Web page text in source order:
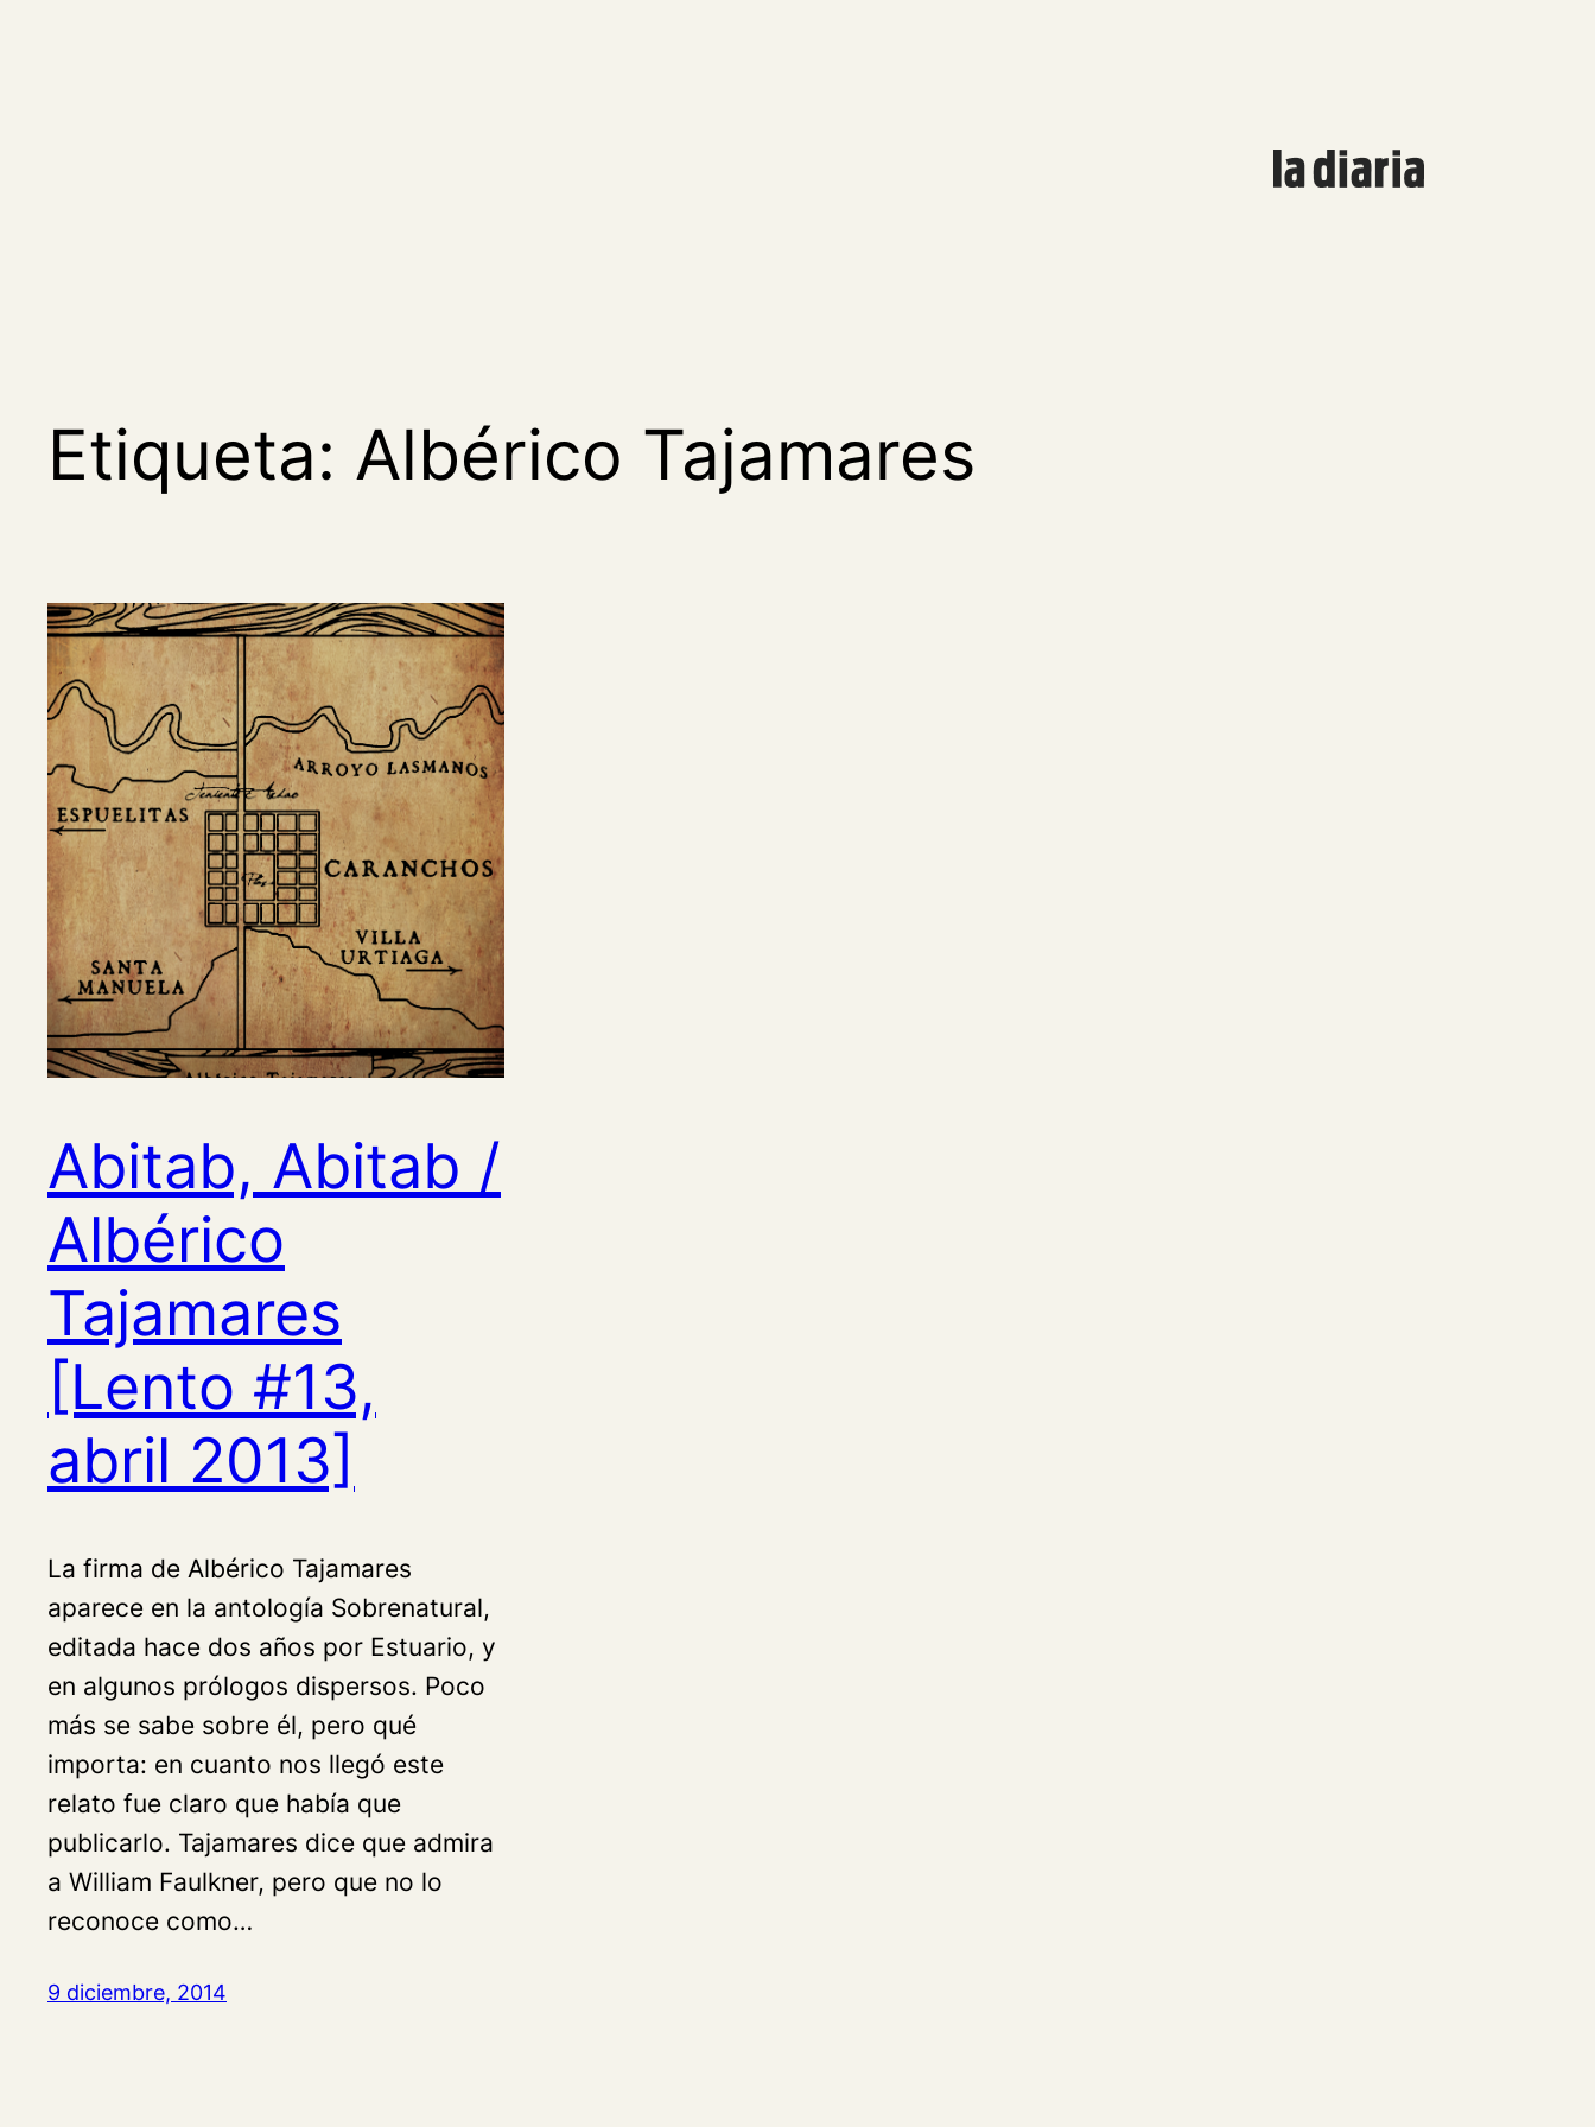
Etiqueta: Albérico Tajamares
Abitab, Abitab /
Albérico
Tajamares
[Lento #13,
abril 2013]
La firma de Albérico Tajamares
aparece en la antología Sobrenatural,
editada hace dos años por Estuario, y
en algunos prólogos dispersos. Poco
más se sabe sobre él, pero qué
importa: en cuanto nos llegó este
relato fue claro que había que
publicarlo. Tajamares dice que admira
a William Faulkner, pero que no lo
reconoce como…
9 diciembre, 2014